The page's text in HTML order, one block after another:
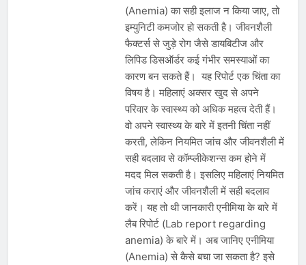
(Anemia) का सही इलाज न किया जाए, तो
इम्युनिटी कमजोर हो सकती है। जीवनशैली
फैक्टर्स से जुड़े रोग जैसे डायबिटीज और
लिपिड डिसऑर्डर कई गंभीर समस्याओं का
कारण बन सकते हैं। यह रिपोर्ट एक चिंता का
विषय है। महिलाएं अक्सर खुद से अपने
परिवार के स्वास्थ्य को अधिक महत्व देती हैं।
वो अपने स्वास्थ्य के बारे में इतनी चिंता नहीं
करती, लेकिन नियमित जांच और जीवनशैली में
सही बदलाव से कॉम्प्लीकेशन्स कम होने में
मदद मिल सकती है। इसलिए महिलाएं नियमित
जांच कराएं और जीवनशैली में सही बदलाव
करें। यह तो थी जानकारी एनीमिया के बारे में
लैब रिपोर्ट (Lab report regarding
anemia) के बारे में। अब जानिए एनीमिया
(Anemia) से कैसे बचा जा सकता है? इसे